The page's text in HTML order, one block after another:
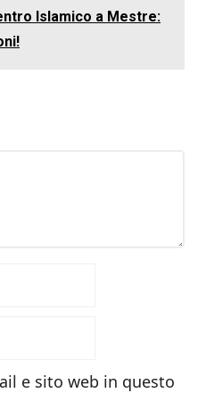
Islamico a Mestre:
e sito web in questo